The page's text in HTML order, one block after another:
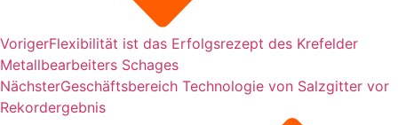
VorigerFlexibilität ist das Erfolgsrezept des Krefelder
Metallbearbeiters Schages
NächsterGeschäftsbereich Technologie von Salzgitter vor
Rekordergebnis